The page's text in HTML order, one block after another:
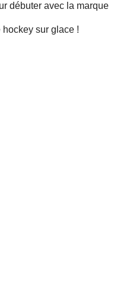
débuter avec la marque
sur glace !